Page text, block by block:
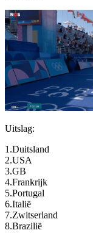
Uitslag:
1.Duitsland
2.USA
3.GB
4.Frankrijk
5.Portugal
6.Italië
7.Zwitserland
8.Brazilië